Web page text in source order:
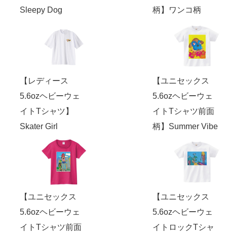
Sleepy Dog
柄】ワンコ柄
【レディース
5.6ozヘビーウェ
イトTシャツ】
Skater Girl
【ユニセックス
5.6ozヘビーウェ
イトTシャツ前面
柄】Summer Vibe
【ユニセックス
5.6ozヘビーウェ
イトTシャツ前面
【ユニセックス
5.6ozヘビーウェ
イトロックTシャ